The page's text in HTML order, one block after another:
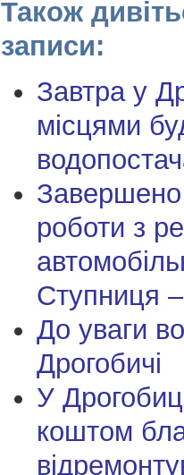
Також
записи:
Завтра у
місцями
Завершено
роботи з
Ступниця
До уваги
Дрогобичі
У
коштом